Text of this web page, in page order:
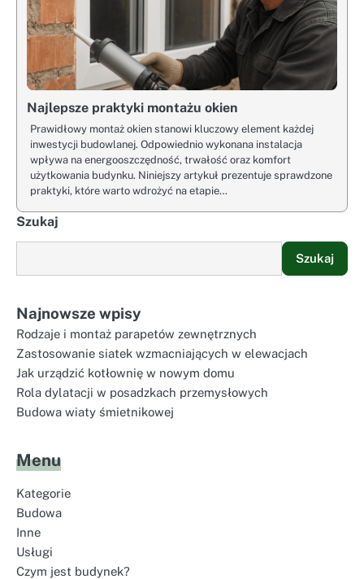
Najlepsze praktyki montażu okien
Prawidłowy montaż okien stanowi kluczowy element każdej
inwestycji budowlanej. Odpowiednio wykonana instalacja
wpływa na energooszczędność, trwałość oraz komfort
użytkowania budynku. Niniejszy artykuł prezentuje sprawdzone
praktyki, które warto wdrożyć na etapie…
Szukaj
Szukaj
Najnowsze wpisy
Rodzaje i montaż parapetów zewnętrznych
Zastosowanie siatek wzmacniających w elewacjach
Jak urządzić kotłownię w nowym domu
Rola dylatacji w posadzkach przemysłowych
Budowa wiaty śmietnikowej
Menu
Kategorie
Budowa
Inne
Usługi
Czym jest budynek?